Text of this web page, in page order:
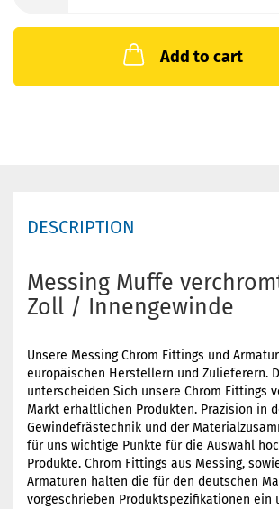
Add to cart
DESCRIPTION
Messing Muffe
Zoll / Innengewinde
Unsere Messing Chrom Fittings und
europäischen Herstellern und Zulieferern.
unterscheiden Sich unsere Chrom Fittings
Markt erhältlichen Produkten. Präzision in
Gewindefrästechnik und der
für uns wichtige Punkte für die Auswahl
Produkte. Chrom Fittings aus Messing,
Armaturen halten die für den deutschen
vorgeschrieben Produktspezifikationen ein